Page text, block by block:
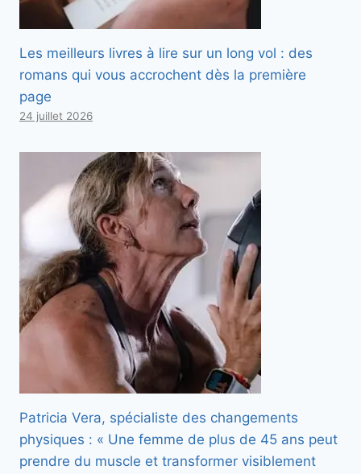
Les meilleurs livres à lire sur un long vol : des
romans qui vous accrochent dès la première
page
24 juillet 2026
Patricia Vera, spécialiste des changements
physiques : « Une femme de plus de 45 ans peut
prendre du muscle et transformer visiblement